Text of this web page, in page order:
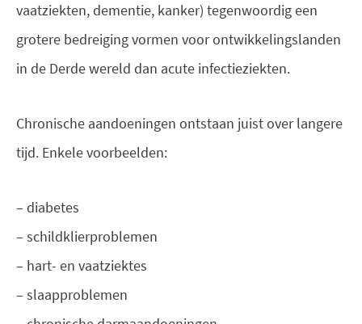
vaatziekten, dementie, kanker) tegenwoordig een
grotere bedreiging vormen voor ontwikkelingslanden
in de Derde wereld dan acute infectieziekten.
Chronische aandoeningen ontstaan juist over langere
tijd. Enkele voorbeelden:
– diabetes
– schildklierproblemen
– hart- en vaatziektes
– slaapproblemen